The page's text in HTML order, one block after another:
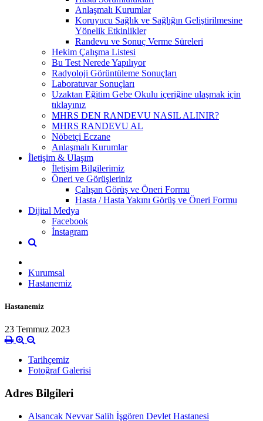
Anlaşmalı Kurumlar
Koruyucu Sağlık ve Sağlığın Geliştirilmesine
Yönelik Etkinlikler
Randevu ve Sonuç Verme Süreleri
Hekim Çalışma Listesi
Bu Test Nerede Yapılıyor
Radyoloji Görüntüleme Sonuçları
Laboratuvar Sonuçları
Uzaktan Eğitim Gebe Okulu içeriğine ulaşmak için
tıklayınız
MHRS DEN RANDEVU NASIL ALINIR?
MHRS RANDEVU AL
Nöbetçi Eczane
Anlaşmalı Kurumlar
İletişim & Ulaşım
İletişim Bilgilerimiz
Öneri ve Görüşleriniz
Çalışan Görüş ve Öneri Formu
Hasta / Hasta Yakını Görüş ve Öneri Formu
Dijital Medya
Facebook
İnstagram
Kurumsal
Hastanemiz
Hastanemiz
23 Temmuz 2023
Tarihçemiz
Fotoğraf Galerisi
Adres Bilgileri
Alsancak Nevvar Salih İşgören Devlet Hastanesi